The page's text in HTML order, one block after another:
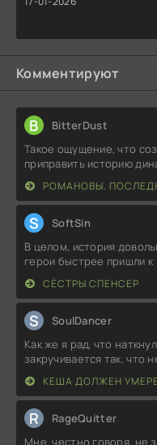
Комментируют
B BitterDust
Такое ощущение, что
приправить историю
РОМАНОВЫ.
S SoftSin
В целом, история
герои быстрее пришли к
СЁСТРЫ СПЕНСЕР
S SoulDancer
Как же я рад, что
закручивается так, что
КЕША ДОЛЖЕН
R RageQuitter
Мне, честно говоря, не